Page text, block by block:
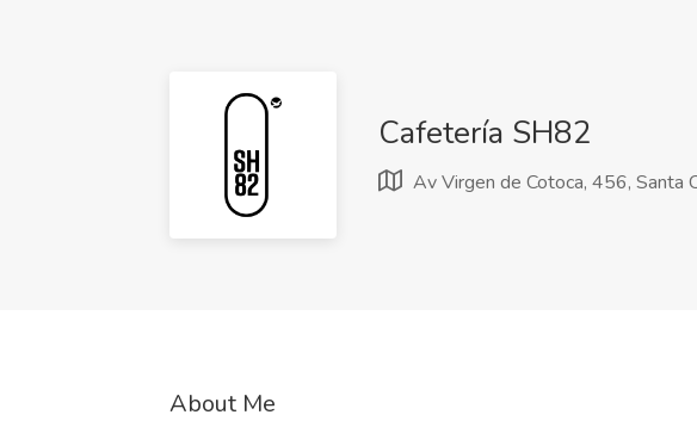
Cafetería SH82
Av Virgen de Cotoca, 456, Santa
About Me